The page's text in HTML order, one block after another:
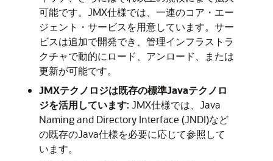
可能です。JMX仕様では、一連のコア・エー
ジェント・サービスを用意しています。サー
ビスは追加で開発でき、管理インフラストラ
クチャで動的にロード、アンロード、または
更新が可能です。
JMXテクノロジは既存の標準Javaテクノロ
ジを活用しています: JMX仕様では、Java
Naming and Directory Interface (JNDI)など
の既存のJava仕様を必要に応じて参照して
います。